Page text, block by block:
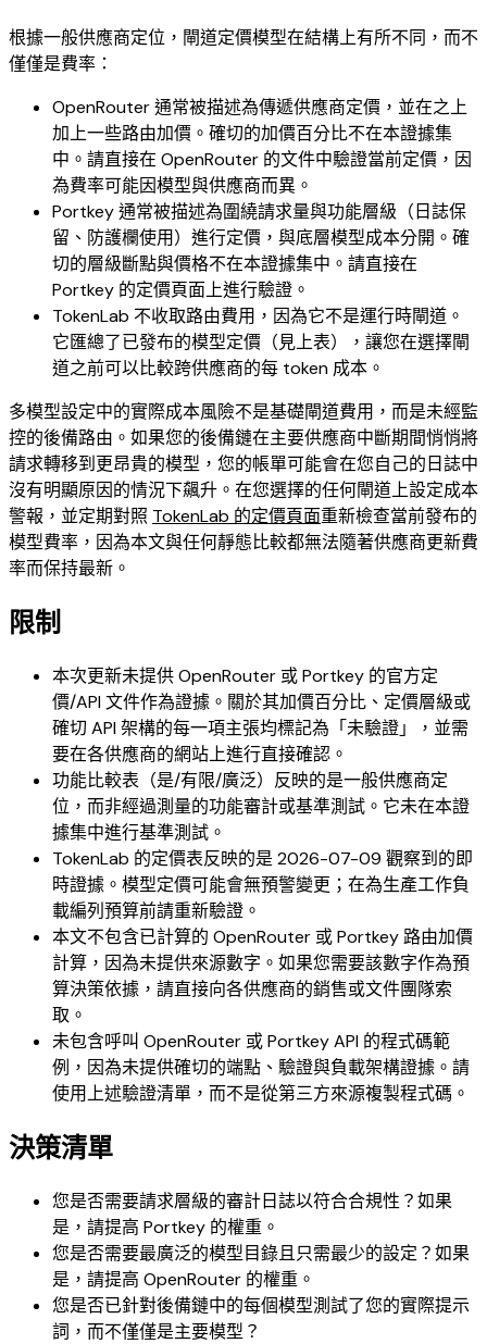
根據一般供應商定位，閘道定價模型在結構上有所不同，而不
僅僅是費率：
OpenRouter 通常被描述為傳遞供應商定價，並在之上
加上一些路由加價。確切的加價百分比不在本證據集
中。請直接在 OpenRouter 的文件中驗證當前定價，因
為費率可能因模型與供應商而異。
Portkey 通常被描述為圍繞請求量與功能層級（日誌保
留、防護欄使用）進行定價，與底層模型成本分開。確
切的層級斷點與價格不在本證據集中。請直接在
Portkey 的定價頁面上進行驗證。
TokenLab 不收取路由費用，因為它不是運行時閘道。
它匯總了已發布的模型定價（見上表），讓您在選擇閘
道之前可以比較跨供應商的每 token 成本。
多模型設定中的實際成本風險不是基礎閘道費用，而是未經監
控的後備路由。如果您的後備鏈在主要供應商中斷期間悄悄將
請求轉移到更昂貴的模型，您的帳單可能會在您自己的日誌中
沒有明顯原因的情況下飆升。在您選擇的任何閘道上設定成本
警報，並定期對照 TokenLab 的定價頁面重新檢查當前發布的
模型費率，因為本文與任何靜態比較都無法隨著供應商更新費
率而保持最新。
限制
本次更新未提供 OpenRouter 或 Portkey 的官方定
價/API 文件作為證據。關於其加價百分比、定價層級或
確切 API 架構的每一項主張均標記為「未驗證」，並需
要在各供應商的網站上進行直接確認。
功能比較表（是/有限/廣泛）反映的是一般供應商定
位，而非經過測量的功能審計或基準測試。它未在本證
據集中進行基準測試。
TokenLab 的定價表反映的是 2026-07-09 觀察到的即
時證據。模型定價可能會無預警變更；在為生產工作負
載編列預算前請重新驗證。
本文不包含已計算的 OpenRouter 或 Portkey 路由加價
計算，因為未提供來源數字。如果您需要該數字作為預
算決策依據，請直接向各供應商的銷售或文件團隊索
取。
未包含呼叫 OpenRouter 或 Portkey API 的程式碼範
例，因為未提供確切的端點、驗證與負載架構證據。請
使用上述驗證清單，而不是從第三方來源複製程式碼。
決策清單
您是否需要請求層級的審計日誌以符合合規性？如果
是，請提高 Portkey 的權重。
您是否需要最廣泛的模型目錄且只需最少的設定？如果
是，請提高 OpenRouter 的權重。
您是否已針對後備鏈中的每個模型測試了您的實際提示
詞，而不僅僅是主要模型？